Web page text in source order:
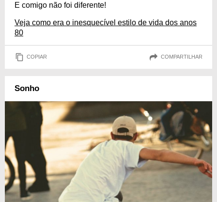
E comigo não foi diferente!
Veja como era o inesquecível estilo de vida dos anos
80
COPIAR COMPARTILHAR
Sonho